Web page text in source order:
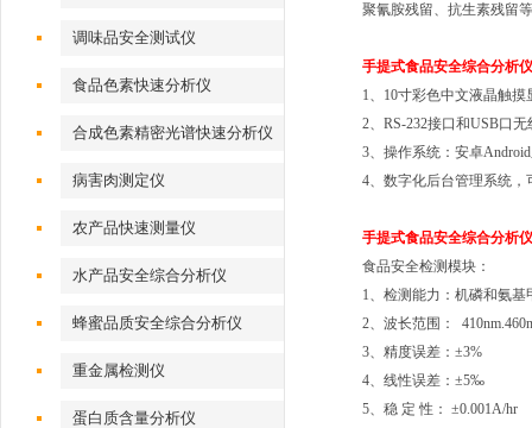
调味品安全测试仪
食品色素快速分析仪
合成色素精密光谱快速分析仪
病害肉测定仪
农产品快速测量仪
水产品安全综合分析仪
蜂蜜品质安全综合分析仪
重金属检测仪
蛋白质含量分析仪
聚氰胺残留、抗生素残留
手提式食品安全综合分析仪
1、10寸彩色中文液晶触摸
2、RS-232接口和USB口
3、操作系统：安卓
4、数字化后台管理系统
手提式食品安全综合分析仪
食品安全检测模块：
1、检测能力：机磷和氨
2、波长范围：
3、精度误差：±3%
4、线性误差：±5‰
5、稳 定 性： ±0.001A/hr